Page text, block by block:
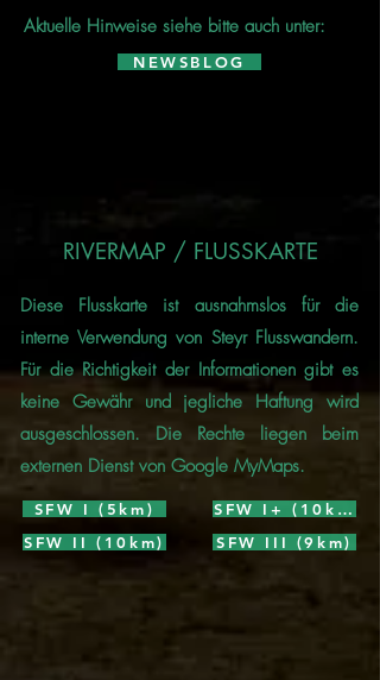
Aktuelle Hinweise siehe bitte auch unter:
RIVERMAP / FLUSSKARTE
Diese Flusskarte ist ausnahmslos für die
interne Verwendung von Steyr Flusswandern.
Für die Richtigkeit der Informationen gibt es
keine Gewähr und jegliche Haftung wird
ausgeschlossen. Die Rechte liegen beim
externen Dienst von Google MyMaps.
NEWSBLOG
SFW I (5km)
SFW I+ (10km)
SFW II (10km)
SFW III (9km)